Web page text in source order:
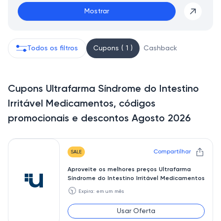
Mostrar
Todos os filtros Cupons ( 1 ) Cashback
Cupons Ultrafarma Síndrome do Intestino
Irritável Medicamentos, códigos
promocionais e descontos Agosto 2026
SALE Compartilhar
Aproveite os melhores preços Ultrafarma
Síndrome do Intestino Irritável Medicamentos
🕥 Expira: em um mês
Usar Oferta